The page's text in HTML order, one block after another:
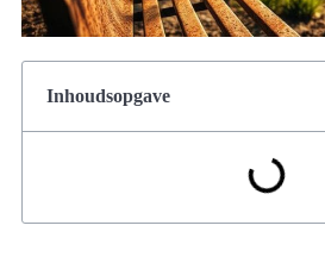
Inhoudsopgave